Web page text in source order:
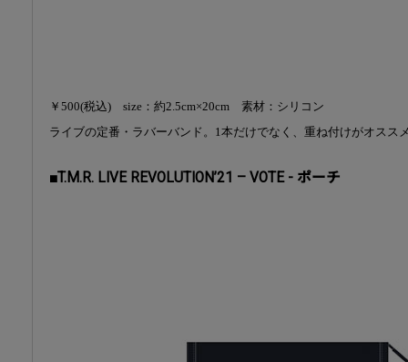
￥500(税込) size：約2.5cm×20cm 素材：シリコン
ライブの定番・ラバーバンド。1本だけでなく、重ね付けがオスス
■T.M.R. LIVE REVOLUTION’21 – VOTE - ポーチ